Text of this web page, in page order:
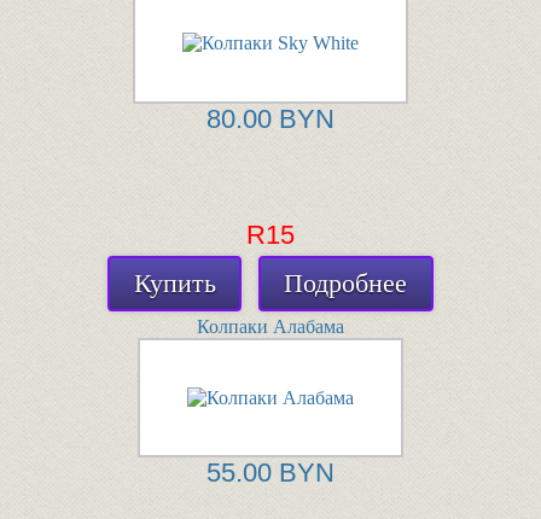
80.00 BYN
R15
Купить
Подробнее
Колпаки Алабама
55.00 BYN